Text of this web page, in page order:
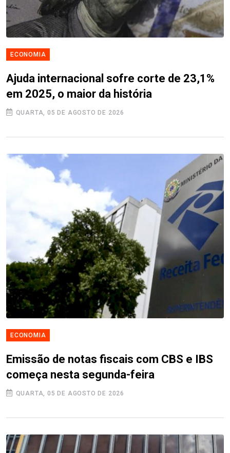
ECONOMIA
Ajuda internacional sofre corte de 23,1%
em 2025, o maior da história
QUARTA, 05 DE AGOSTO DE 2026
ECONOMIA
Emissão de notas fiscais com CBS e IBS
começa nesta segunda-feira
QUARTA, 05 DE AGOSTO DE 2026